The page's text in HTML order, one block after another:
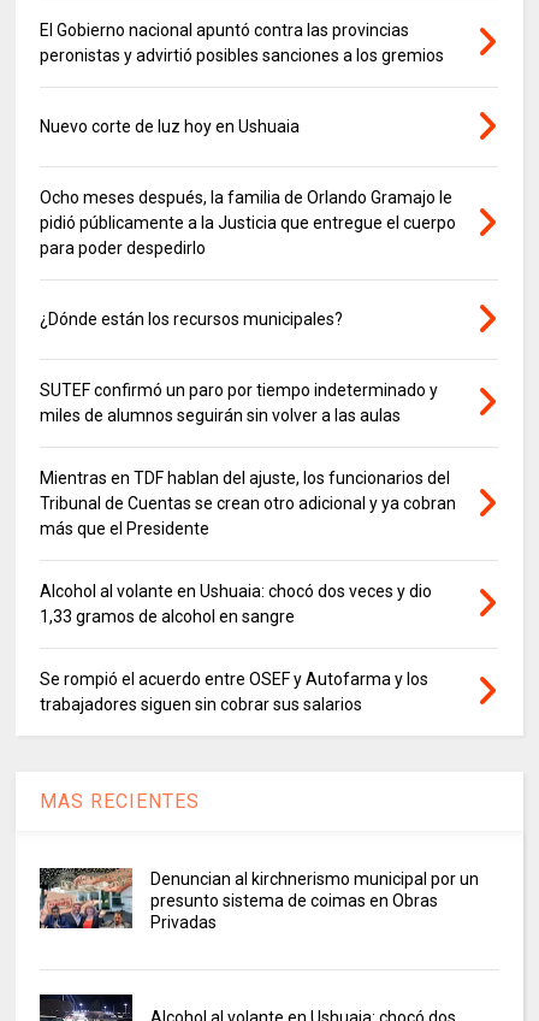
El Gobierno nacional apuntó contra las provincias
peronistas y advirtió posibles sanciones a los gremios
Nuevo corte de luz hoy en Ushuaia
Ocho meses después, la familia de Orlando Gramajo le
pidió públicamente a la Justicia que entregue el cuerpo
para poder despedirlo
¿Dónde están los recursos municipales?
SUTEF confirmó un paro por tiempo indeterminado y
miles de alumnos seguirán sin volver a las aulas
Mientras en TDF hablan del ajuste, los funcionarios del
Tribunal de Cuentas se crean otro adicional y ya cobran
más que el Presidente
Alcohol al volante en Ushuaia: chocó dos veces y dio
1,33 gramos de alcohol en sangre
Se rompió el acuerdo entre OSEF y Autofarma y los
trabajadores siguen sin cobrar sus salarios
MAS RECIENTES
Denuncian al kirchnerismo municipal por un
presunto sistema de coimas en Obras
Privadas
Alcohol al volante en Ushuaia: chocó dos